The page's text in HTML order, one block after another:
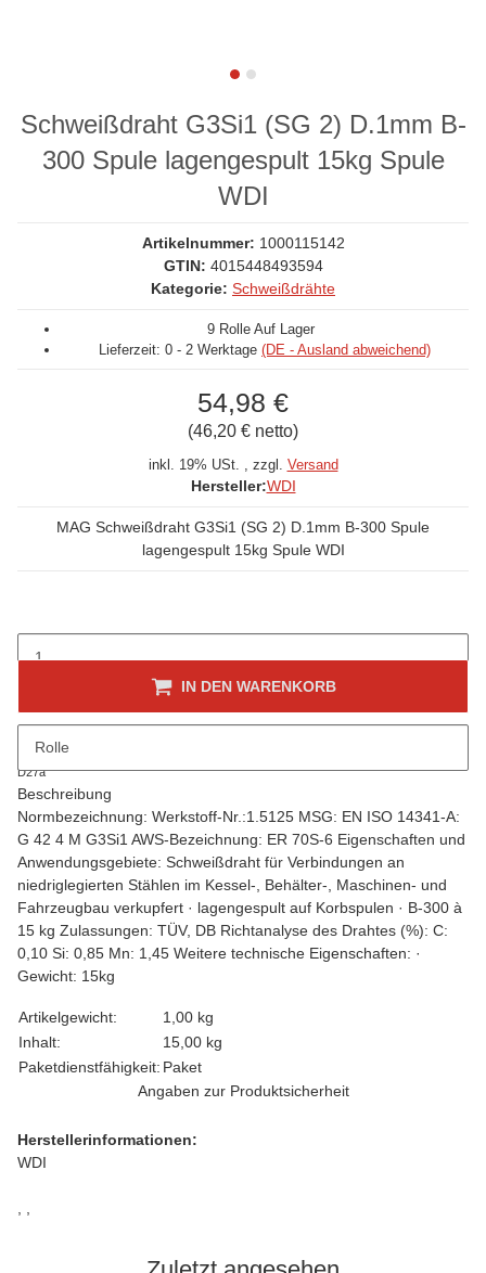
Schweißdraht G3Si1 (SG 2) D.1mm B-
300 Spule lagengespult 15kg Spule
WDI
Artikelnummer: 1000115142
GTIN: 4015448493594
Kategorie: Schweißdrähte
9 Rolle Auf Lager
Lieferzeit: 0 - 2 Werktage (DE - Ausland abweichend)
54,98 €
(46,20 € netto)
inkl. 19% USt. , zzgl. Versand
Hersteller:WDI
MAG Schweißdraht G3Si1 (SG 2) D.1mm B-300 Spule
lagengespult 15kg Spule WDI
Rolle
IN DEN WARENKORB
D27a
Beschreibung
Normbezeichnung: Werkstoff-Nr.:1.5125 MSG: EN ISO 14341-A:
G 42 4 M G3Si1 AWS-Bezeichnung: ER 70S-6 Eigenschaften und
Anwendungsgebiete: Schweißdraht für Verbindungen an
niedriglegierten Stählen im Kessel-, Behälter-, Maschinen- und
Fahrzeugbau verkupfert · lagengespult auf Korbspulen · B-300 à
15 kg Zulassungen: TÜV, DB Richtanalyse des Drahtes (%): C:
0,10 Si: 0,85 Mn: 1,45 Weitere technische Eigenschaften: ·
Gewicht: 15kg
Produkteigenschaft
Wert
Artikelgewicht: 1,00 kg
Inhalt:
15,00 kg
Paketdienstfähigkeit: Paket
Angaben zur Produktsicherheit
Herstellerinformationen:
WDI